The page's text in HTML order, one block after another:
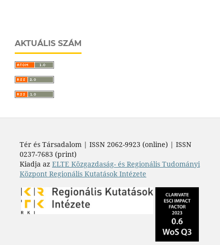
AKTUÁLIS SZÁM
Tér és Társadalom | ISSN 2062-9923 (online) | ISSN
0237-7683 (print)
Kiadja az ELTE Közgazdaság- és Regionális Tudományi
Központ Regionális Kutatások Intézete